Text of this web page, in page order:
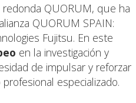
QUORUM, que ha
QUORUM SPAIN:
Fujitsu. En este
en la investigación y
de impulsar y reforzar
especializado.